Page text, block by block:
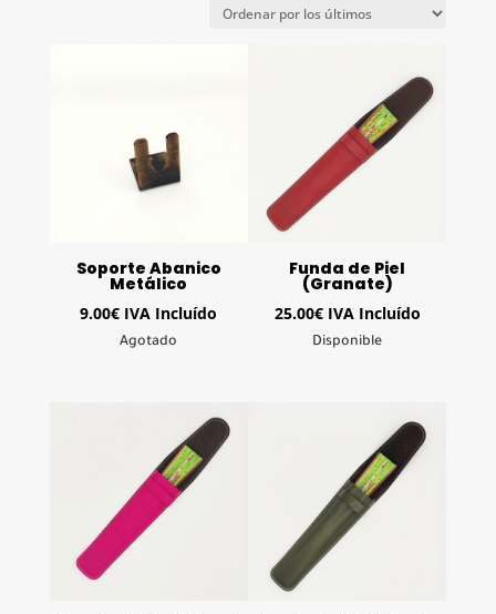
los
Soporte Abanico
Metálico
9.00€ IVA Incluído
Agotado
Funda de Piel
(Granate)
25.00€ IVA Incluído
Disponible